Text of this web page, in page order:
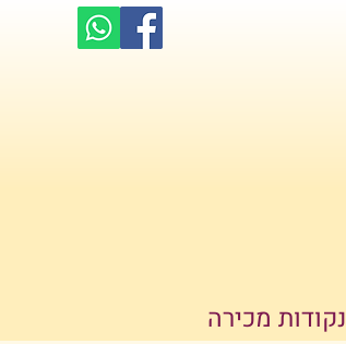
נקודות מכירה